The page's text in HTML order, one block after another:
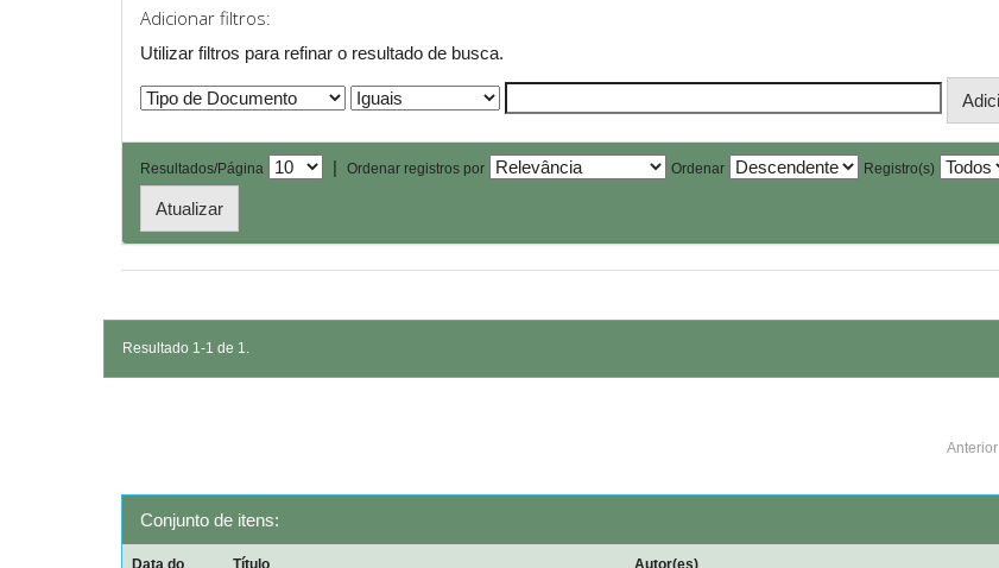
Adicionar filtros:
Utilizar filtros para refinar o resultado de busca.
Resultados/Página | Ordenar registros por Ordenar Registro(s)
Resultado 1-1 de 1.
Anterior
Conjunto de itens:
Data do Título Autor(es)